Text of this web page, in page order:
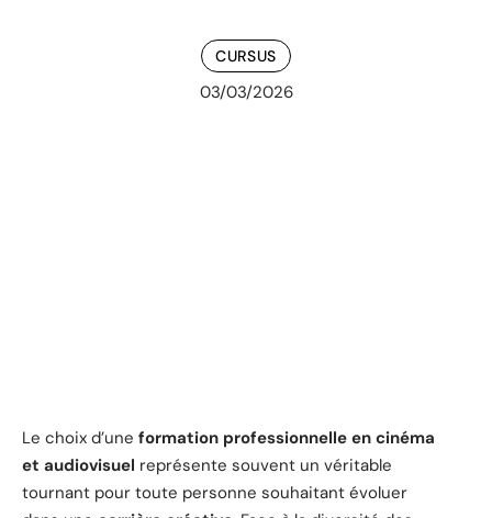
CURSUS
03/03/2026
Le choix d’une formation professionnelle en cinéma
et audiovisuel représente souvent un véritable
tournant pour toute personne souhaitant évoluer